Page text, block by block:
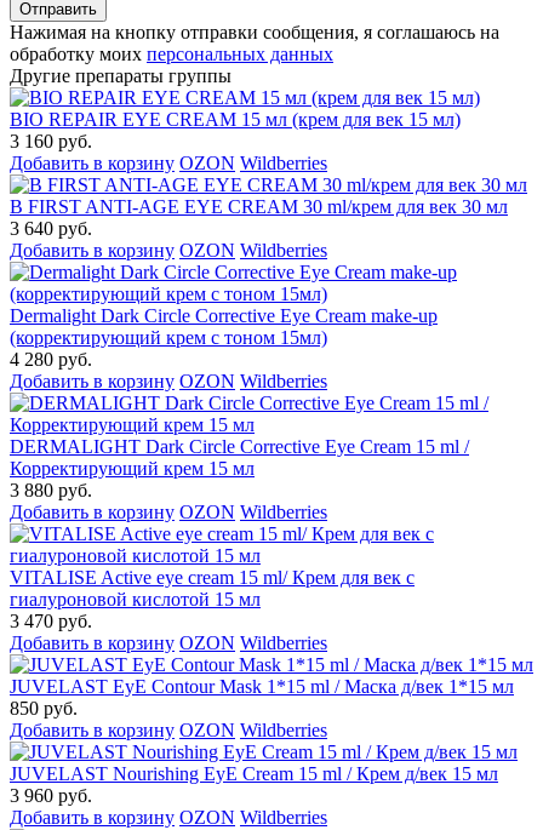
Нажимая на кнопку отправки сообщения, я соглашаюсь на
обработку моих персональных данных
Другие препараты группы
BIO REPAIR EYE CREAM 15 мл (крем для век 15 мл)
3 160 руб.
Добавить в корзину OZON Wildberries
B FIRST ANTI-AGE EYE CREAM 30 ml/крем для век 30 мл
3 640 руб.
Добавить в корзину OZON Wildberries
Dermalight Dark Circle Corrective Eye Cream make-up
(корректирующий крем с тоном 15мл)
4 280 руб.
Добавить в корзину OZON Wildberries
DERMALIGHT Dark Circle Corrective Eye Cream 15 ml /
Корректирующий крем 15 мл
3 880 руб.
Добавить в корзину OZON Wildberries
VITALISE Active eye cream 15 ml/ Крем для век с
гиалуроновой кислотой 15 мл
3 470 руб.
Добавить в корзину OZON Wildberries
JUVELAST EyE Contour Mask 1*15 ml / Маска д/век 1*15 мл
850 руб.
Добавить в корзину OZON Wildberries
JUVELAST Nourishing EyE Cream 15 ml / Крем д/век 15 мл
3 960 руб.
Добавить в корзину OZON Wildberries